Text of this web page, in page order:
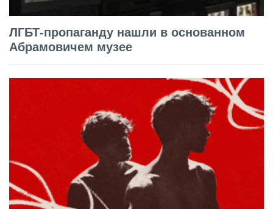
ЛГБТ-пропаганду нашли в основанном
Абрамовичем музее